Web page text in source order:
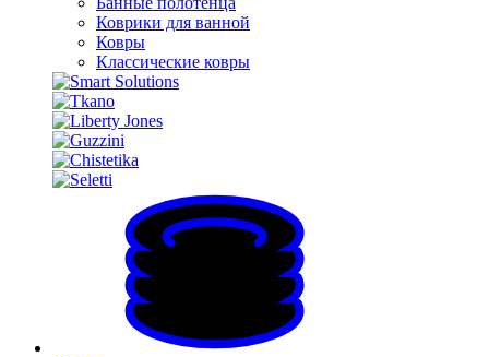
Коврики для ванной
Ковры
Классические ковры